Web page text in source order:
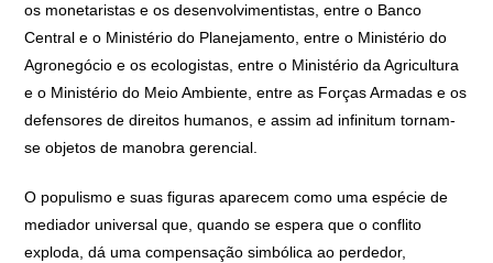
os monetaristas e os desenvolvimentistas, entre o Banco
Central e o Ministério do Planejamento, entre o Ministério do
Agronegócio e os ecologistas, entre o Ministério da Agricultura
e o Ministério do Meio Ambiente, entre as Forças Armadas e os
defensores de direitos humanos, e assim ad infinitum tornam-
se objetos de manobra gerencial.
O populismo e suas figuras aparecem como uma espécie de
mediador universal que, quando se espera que o conflito
exploda, dá uma compensação simbólica ao perdedor,